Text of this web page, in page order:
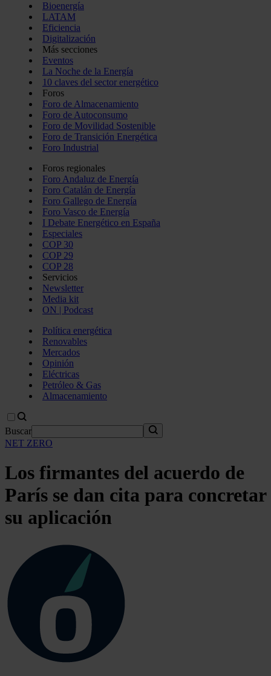
Bioenergía
LATAM
Eficiencia
Digitalización
Más secciones
Eventos
La Noche de la Energía
10 claves del sector energético
Foros
Foro de Almacenamiento
Foro de Autoconsumo
Foro de Movilidad Sostenible
Foro de Transición Energética
Foro Industrial
Foros regionales
Foro Andaluz de Energía
Foro Catalán de Energía
Foro Gallego de Energía
Foro Vasco de Energía
I Debate Energético en España
Especiales
COP 30
COP 29
COP 28
Servicios
Newsletter
Media kit
ON | Podcast
Política energética
Renovables
Mercados
Opinión
Eléctricas
Petróleo & Gas
Almacenamiento
Buscar
NET ZERO
Los firmantes del acuerdo de
París se dan cita para concretar
su aplicación